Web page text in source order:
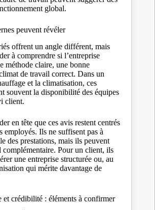
global.
peuvent révéler
offrent un angle différent, mais
à comprendre si l’entreprise
méthode claire, une bonne
de travail correct. Dans un
et la climatisation, ces
souvent la disponibilité des équipes
client.
en tête que ces avis restent centrés
employés. Ils ne suffisent pas à
des prestations, mais ils peuvent
complémentaire. Pour un client, ils
une entreprise structurée ou, au
qui mérite davantage de
et crédibilité : éléments à confirmer